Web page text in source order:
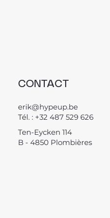
CONTACT
erik@hypeup.be
Tél. : +32 487 529 626
Ten-Eycken 114
B - 4850 Plombières